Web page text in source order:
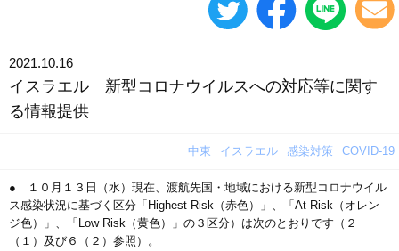
2021.10.16
イスラエル 新型コロナウイルスへの対応等に関す
る情報提供
中東 イスラエル 感染対策 COVID-19
● １０月１３日（水）現在、渡航先国・地域における新型コロナウイル
ス感染状況に基づく区分「Highest Risk（赤色）」、「At Risk（オレン
ジ色）」、「Low Risk（黄色）」の３区分）は次のとおりです（２
（１）及び６（２）参照）。